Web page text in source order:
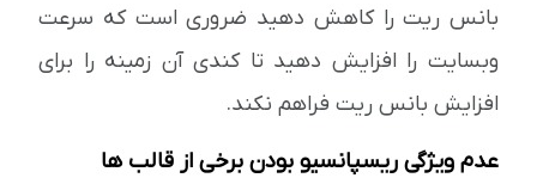
بانس ریت را کاهش دهید ضروری است که سرعت
وبسایت را افزایش دهید تا کندی آن زمینه را برای
افزایش بانس ریت فراهم نکند.
عدم ویژگی ریسپانسیو بودن برخی از قالب ها